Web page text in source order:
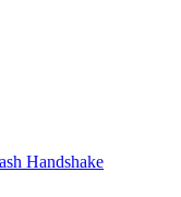
Handshake